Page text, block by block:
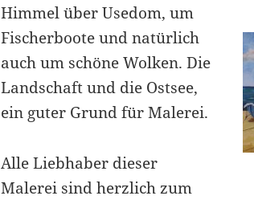
Himmel über Usedom, um
Fischerboote undnatürlich
auch um schöne Wolken. Die
Landschaft und die Ostsee,
ein guter Grund für Malerei.
Alle Liebhaber dieser
Malerei sind herzlich zum